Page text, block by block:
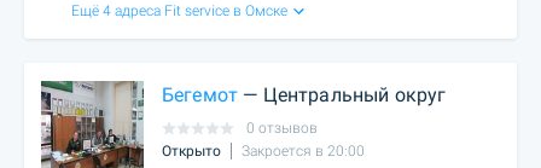
Ещё 4 адреса Fit service в Омске
Бегемот — Центральный округ
0 отзывов
Открыто
Закроется в 20:00